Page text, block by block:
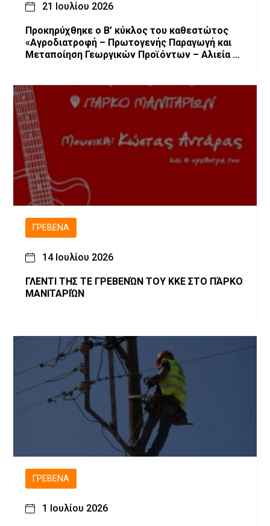
21 Ιουλίου 2026
Προκηρύχθηκε ο Β’ κύκλος του καθεστώτος
«Αγροδιατροφή – Πρωτογενής Παραγωγή και
Μεταποίηση Γεωργικών Προϊόντων – Αλιεία –
ΓΡΕΒΕΝΆ
14 Ιουλίου 2026
ΓΛΕΝΤΙ ΤΗΣ ΤΕ ΓΡΕΒΕΝΏΝ ΤΟΥ ΚΚΕ ΣΤΟ ΠΆΡΚΟ
ΜΑΝΙΤΑΡΙΏΝ
ΓΡΕΒΕΝΆ
1 Ιουλίου 2026